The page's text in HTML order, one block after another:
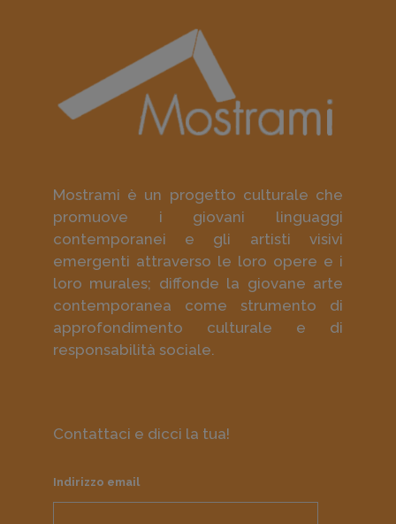
Mostrami è un progetto culturale che
promuove i giovani linguaggi
contemporanei e gli artisti visivi
emergenti attraverso le loro opere e i
loro murales; diffonde la giovane arte
contemporanea come strumento di
approfondimento culturale e di
responsabilità sociale.
Contattaci e dicci la tua!
Indirizzo email